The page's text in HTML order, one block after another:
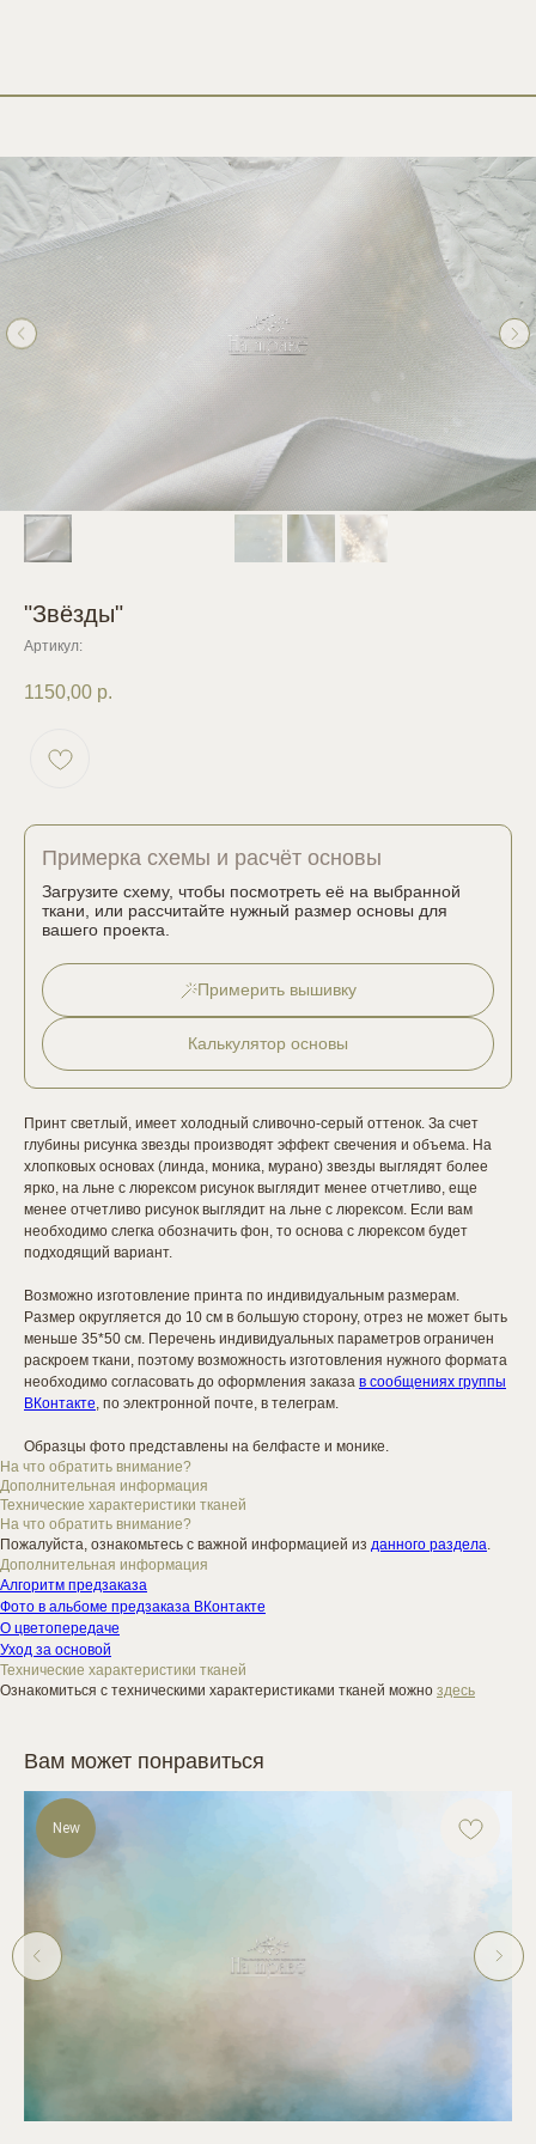
"Звёзды"
Артикул:
1150,00 р.
Примерка схемы и расчёт основы
Загрузите схему, чтобы посмотреть её на выбранной
ткани, или рассчитайте нужный размер основы для
вашего проекта.
Примерить вышивку
Калькулятор основы
Принт светлый, имеет холодный сливочно-серый оттенок. За счет
глубины рисунка звезды производят эффект свечения и объема. На
хлопковых основах (линда, моника, мурано) звезды выглядят более
ярко, на льне с люрексом рисунок выглядит менее отчетливо, еще
менее отчетливо рисунок выглядит на льне с люрексом. Если вам
необходимо слегка обозначить фон, то основа с люрексом будет
подходящий вариант.
Возможно изготовление принта по индивидуальным размерам.
Размер округляется до 10 см в большую сторону, отрез не может быть
меньше 35*50 см. Перечень индивидуальных параметров ограничен
раскроем ткани, поэтому возможность изготовления нужного формата
необходимо согласовать до оформления заказа в сообщениях группы
ВКонтакте, по электронной почте, в телеграм.
Образцы фото представлены на белфасте и монике.
На что обратить внимание?
Дополнительная информация
Технические характеристики тканей
На что обратить внимание?
Пожалуйста, ознакомьтесь с важной информацией из данного раздела.
Дополнительная информация
Алгоритм предзаказа
Фото в альбоме предзаказа ВКонтакте
О цветопередаче
Уход за основой
Технические характеристики тканей
Ознакомиться с техническими характеристиками тканей можно здесь
Вам может понравиться
New